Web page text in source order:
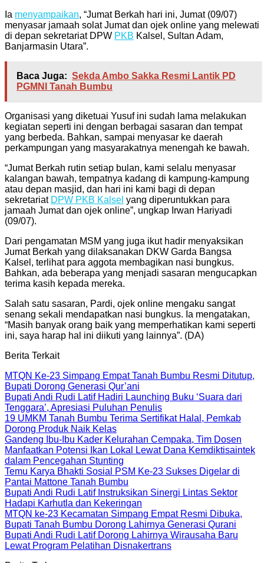
Ia menyampaikan, “Jumat Berkah hari ini, Jumat (09/07)
menyasar jamaah solat Jumat dan ojek online yang melewati
di depan sekretariat DPW PKB Kalsel, Sultan Adam,
Banjarmasin Utara”.
Baca Juga: Sekda Ambo Sakka Resmi Lantik PD
PGMNI Tanah Bumbu
Organisasi yang diketuai Yusuf ini sudah lama melakukan
kegiatan seperti ini dengan berbagai sasaran dan tempat
yang berbeda. Bahkan, sampai menyasar ke daerah
perkampungan yang masyarakatnya menengah ke bawah.
“Jumat Berkah rutin setiap bulan, kami selalu menyasar
kalangan bawah, tempatnya kadang di kampung-kampung
atau depan masjid, dan hari ini kami bagi di depan
sekretariat DPW PKB Kalsel yang diperuntukkan para
jamaah Jumat dan ojek online”, ungkap Irwan Hariyadi
(09/07).
Dari pengamatan MSM yang juga ikut hadir menyaksikan
Jumat Berkah yang dilaksanakan DKW Garda Bangsa
Kalsel, terlihat para aggota membagikan nasi bungkus.
Bahkan, ada beberapa yang menjadi sasaran mengucapkan
terima kasih kepada mereka.
Salah satu sasaran, Pardi, ojek online mengaku sangat
senang sekali mendapatkan nasi bungkus. Ia mengatakan,
“Masih banyak orang baik yang memperhatikan kami seperti
ini, saya harap hal ini diikuti yang lainnya”. (DA)
Berita Terkait
MTQN Ke-23 Simpang Empat Tanah Bumbu Resmi Ditutup,
Bupati Dorong Generasi Qur’ani
Bupati Andi Rudi Latif Hadiri Launching Buku ‘Suara dari
Tenggara’, Apresiasi Puluhan Penulis
19 UMKM Tanah Bumbu Terima Sertifikat Halal, Pemkab
Dorong Produk Naik Kelas
Gandeng Ibu-Ibu Kader Kelurahan Cempaka, Tim Dosen
Manfaatkan Potensi Ikan Lokal Lewat Dana Kemdiktisaintek
dalam Pencegahan Stunting
Temu Karya Bhakti Sosial PSM Ke-23 Sukses Digelar di
Pantai Mattone Tanah Bumbu
Bupati Andi Rudi Latif Instruksikan Sinergi Lintas Sektor
Hadapi Karhutla dan Kekeringan
MTQN ke-23 Kecamatan Simpang Empat Resmi Dibuka,
Bupati Tanah Bumbu Dorong Lahirnya Generasi Qurani
Bupati Andi Rudi Latif Dorong Lahirnya Wirausaha Baru
Lewat Program Pelatihan Disnakertrans